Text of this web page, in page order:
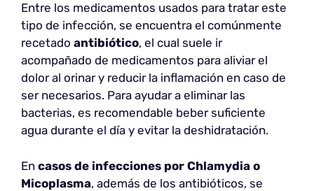
Entre los medicamentos usados para tratar este
tipo de infección, se encuentra el comúnmente
recetado antibiótico, el cual suele ir
acompañado de medicamentos para aliviar el
dolor al orinar y reducir la inflamación en caso de
ser necesarios. Para ayudar a eliminar las
bacterias, es recomendable beber suficiente
agua durante el día y evitar la deshidratación.
En casos de infecciones por Chlamydia o
Micoplasma, además de los antibióticos, se